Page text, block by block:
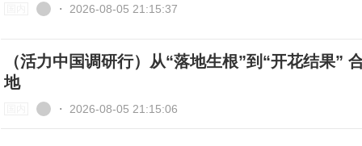
⋅ 2026-08-05 21:15:37
（活力中国调研行）从“落地生根”到“开花结果”
地
⋅ 2026-08-05 21:15:06